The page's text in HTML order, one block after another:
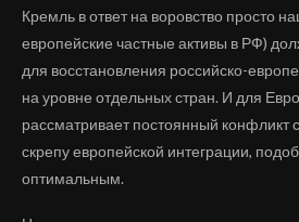
Кремль в ответ на воровство просто
европейские частные активы в РФ)
для восстановления российско-
на уровне отдельных стран. И для
рассматривает постоянный конфликт
скрепу европейской интеграции,
оптимальным.